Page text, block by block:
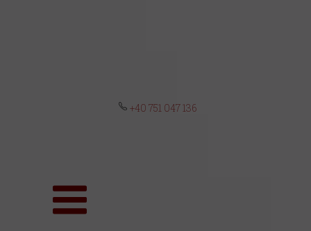
+40 751 047 136